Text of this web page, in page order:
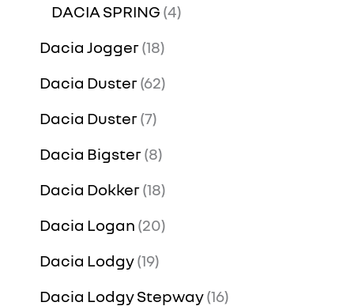
DACIA SPRING 4
Dacia Jogger 18
Dacia Duster 62
Dacia Duster 7
Dacia Bigster 8
Dacia Dokker 18
Dacia Logan 20
Dacia Lodgy 19
Dacia Lodgy Stepway 16